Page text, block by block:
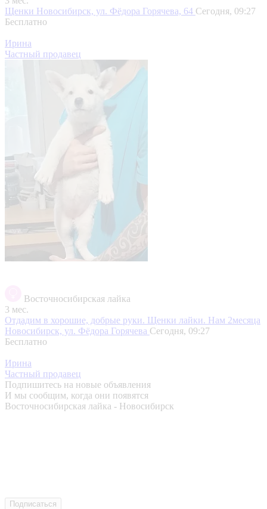
Щенки Новосибирск, ул. Фёдора Горячева, 64 Сегодня, 09:27
Бесплатно
Ирина
Частный продавец
Восточносибирская лайка
3 мес.
Отдадим в хорошие, добрые руки. Щенки лайки. Нам 2месяца
Новосибирск, ул. Фёдора Горячева Сегодня, 09:27
Бесплатно
Ирина
Частный продавец
Подпишитесь на новые объявления
И мы сообщим, когда они появятся
Восточносибирская лайка - Новосибирск
Подписаться